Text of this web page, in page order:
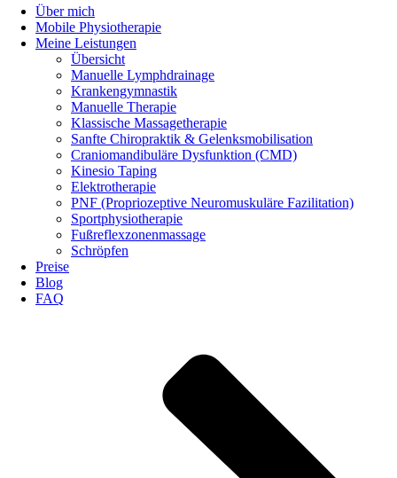
Über mich
Mobile Physiotherapie
Meine Leistungen
Übersicht
Manuelle Lymphdrainage
Krankengymnastik
Manuelle Therapie
Klassische Massagetherapie
Sanfte Chiropraktik & Gelenksmobilisation
Craniomandibuläre Dysfunktion (CMD)
Kinesio Taping
Elektrotherapie
PNF (Propriozeptive Neuromuskuläre Fazilitation)
Sportphysiotherapie
Fußreflexzonenmassage
Schröpfen
Preise
Blog
FAQ